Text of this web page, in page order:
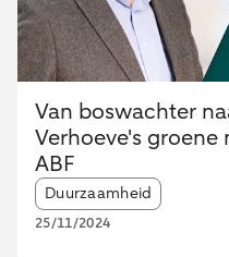
Van boswachter
Verhoeve's groene
ABF
Article tags:
Duurzaamheid
25/11/2024